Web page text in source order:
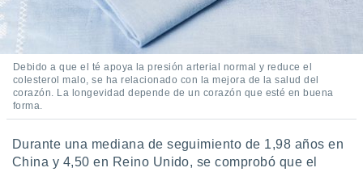
Para
su
u
datos
momento
en
en
Debido a que el té apoya la presión arterial normal y reduce el
colesterol malo, se ha relacionado con la mejora de la salud del
corazón. La longevidad depende de un corazón que esté en buena
forma.
Durante una mediana de seguimiento de 1,98 años en
China y 4,50 en Reino Unido, se comprobó que el